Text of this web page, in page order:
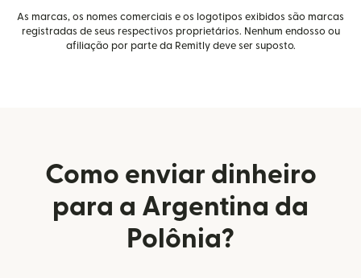
As marcas, os nomes comerciais e os logotipos exibidos são marcas
registradas de seus respectivos proprietários. Nenhum endosso ou
afiliação por parte da Remitly deve ser suposto.
Como enviar dinheiro
para a Argentina da
Polônia?